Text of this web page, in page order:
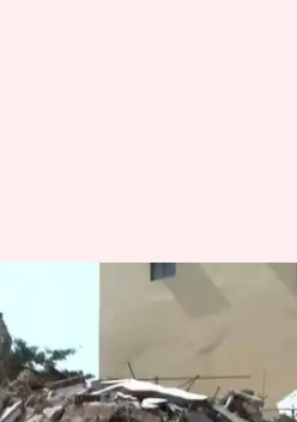
விவகாரம் -
நோட்டீஸ்